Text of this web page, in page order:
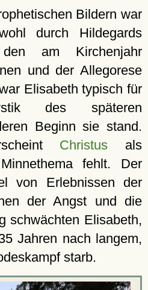
Bildern war
durch Hildegards
am Kirchenjahr
und der Allegorese
Elisabeth typisch für
des späteren
Beginn sie stand.
Christus als
fehlt. Der
von Erlebnissen der
der Angst und die
schwächten Elisabeth,
Jahren nach langem,
starb.